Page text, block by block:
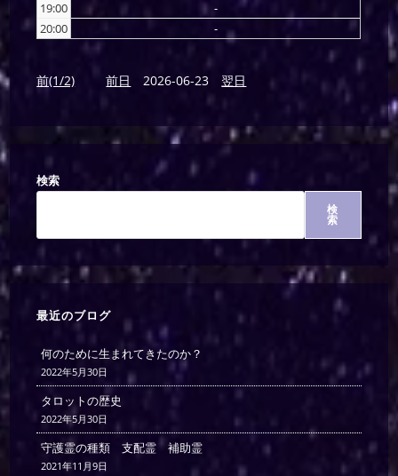
19:00
-
20:00
-
前(1/2) 前日 2026-06-23 翌日
検索
検
索
最近のブログ
何のために生まれてきたのか？
2022年5月30日
タロットの歴史
2022年5月30日
守護霊の種類 支配霊 補助霊
2021年11月9日